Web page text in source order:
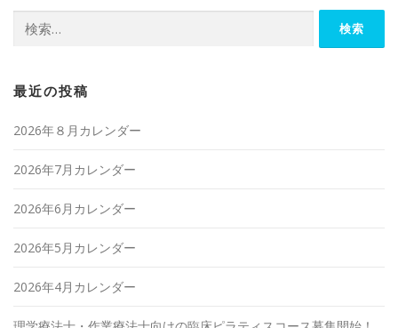
索:
最近の投稿
2026年８月カレンダー
2026年7月カレンダー
2026年6月カレンダー
2026年5月カレンダー
2026年4月カレンダー